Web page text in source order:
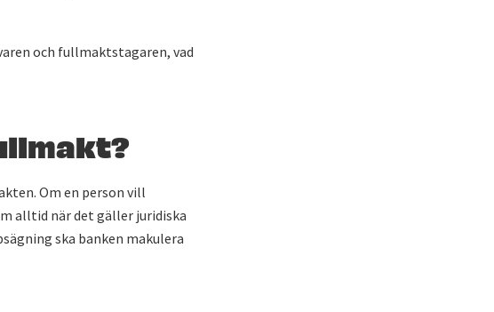
och fullmaktstagaren, vad
Om en person vill
alltid när det gäller juridiska
ska banken makulera